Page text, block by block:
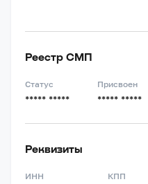
Реестр СМП
Статус
***** *****
Присвоен
***** *****
Реквизиты
ИНН КПП